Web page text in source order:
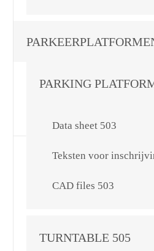
PARKING
Data sheet 503
Teksten voor
CAD files 503
TURNTABLE 505